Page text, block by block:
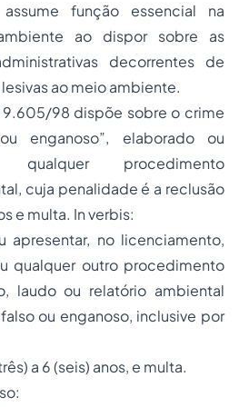
função essencial na
ao dispor sobre as
decorrentes de
ao meio ambiente.
98 dispõe sobre o crime
enganoso”, elaborado ou
qualquer procedimento
cuja penalidade é a reclusão
e multa. In verbis:
apresentar, no licenciamento,
qualquer outro procedimento
laudo ou relatório ambiental
ou enganoso, inclusive por
a 6 (seis) anos, e multa.